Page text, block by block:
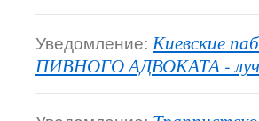
Уведомление: Киевские
ПИВНОГО АДВОКАТА -